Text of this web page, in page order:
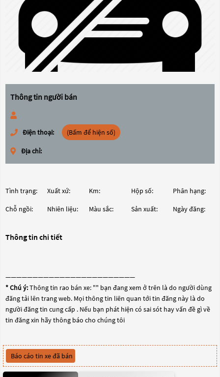
Thông tin người bán
Điện thoại: (Bấm để hiện số)
Địa chỉ:
Tình trạng: Xuất xứ: Km: Hộp số: Phân hạng:
Chỗ ngồi: Nhiên liệu: Màu sắc: Sản xuất: Ngày đăng:
Thông tin chi tiết
————————————————————————
* Chú ý:Thông tin rao bán xe: "" bạn đang xem ở trên là do người dùng
đăng tải lên trang web. Mọi thông tin liên quan tới tin đăng này là do
người đăng tin cung cấp . Nếu bạn phát hiện có sai sót hay vấn đề gì về
tin đăng xin hãy thông báo cho chúng tôi
Báo cáo tin xe đã bán